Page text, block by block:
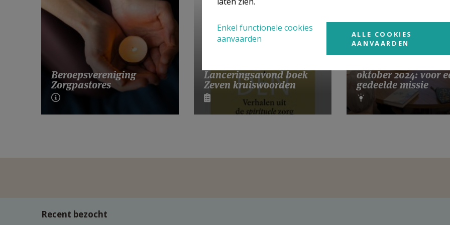
Beroepsvereniging
Zorgpastores
Lanceringsavond boek
Zeven kruiswoorden
oktober 2024: voor
gedeelde missie
Recent bezocht
Enkel functionele cookies
aanvaarden
ALLE COOKIES
AANVAARDEN